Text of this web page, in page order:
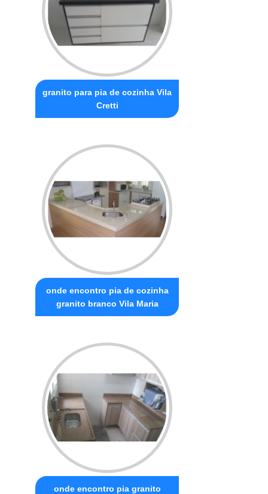
granito para pia de cozinha Vila
Cretti
onde encontro pia de cozinha
granito branco Vila Maria
onde encontro pia granito